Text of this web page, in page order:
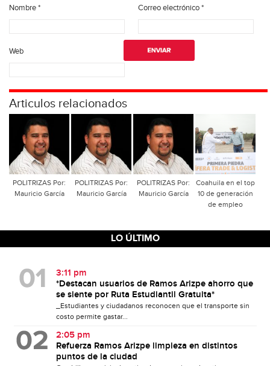
Nombre* Correo electrónico*
Web
Articulos relacionados
POLITRIZAS Por:
Mauricio García
POLITRIZAS Por:
Mauricio García
POLITRIZAS Por:
Mauricio García
Coahuila en el top
10 de generación
de empleo
LO ÚLTIMO
3:11 pm
*Destacan usuarios de Ramos Arizpe ahorro que
se siente por Ruta Estudiantil Gratuita*
_Estudiantes y ciudadanos reconocen que el transporte sin
costo permite gastar...
2:05 pm
Refuerza Ramos Arizpe limpieza en distintos
puntos de la ciudad